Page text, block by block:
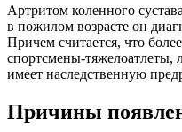
Артритом коленного
в пожилом возрасте он
Причем считается, что
спортсмены-
имеет наследственную
Причины